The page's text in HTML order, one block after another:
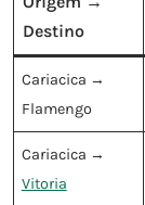
Destino
Cariacica →
Flamengo
Cariacica →
Vitoria